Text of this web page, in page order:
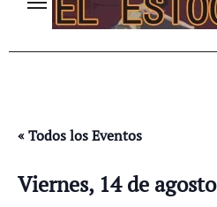
« Todos los Eventos
Viernes, 14 de agosto